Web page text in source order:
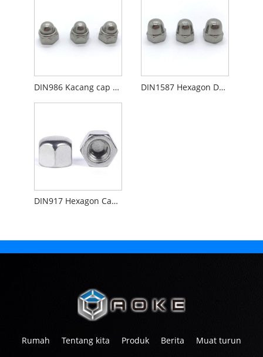
DIN986 Kacang cap kubah kubah diri DIN1587 Hexagon Domed Cap kacang, jenis tinggi
DIN917 Hexagon Cap kacang, jenis rendah
Rumah Tentang kita Produk Berita Muat turun